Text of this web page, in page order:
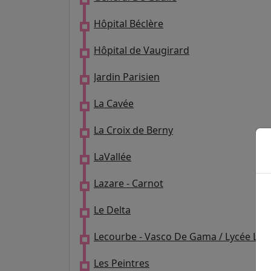
Hôpital Béclère
Hôpital de Vaugirard
Jardin Parisien
La Cavée
La Croix de Berny
LaVallée
Lazare - Carnot
Le Delta
Lecourbe - Vasco De Gama / Lycée
Les Peintres